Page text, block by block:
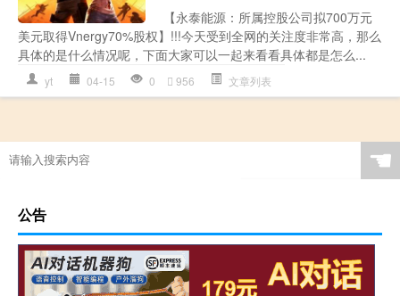
【永泰能源：所属控股公司拟700万元
美元取得Vnergy70%股权】!!!今天受到全网的关注度非常高，那么
具体的是什么情况呢，下面大家可以一起来看看具体都是怎么...
yt 04-15 0 956 文章列表
☚
公告